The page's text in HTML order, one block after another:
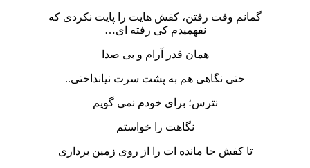
گمانم وقت رفتن، کفش هایت را پایت نکردی که
نفهمیدم کی رفته ای…
همان قدر آرام و بی صدا
حتی نگاهی هم به پشت سرت نیانداختی..
نترس؛ برای خودم نمی گویم
نگاهت را خواستم
تا کفش جا مانده ات را از روی زمین برداری